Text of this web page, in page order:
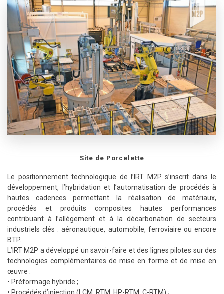
Site de Porcelette
Le positionnement technologique de l’IRT M2P s’inscrit dans le
développement, l’hybridation et l’automatisation de procédés à
hautes cadences permettant la réalisation de matériaux,
procédés et produits composites hautes performances
contribuant à l’allégement et à la décarbonation de secteurs
industriels clés : aéronautique, automobile, ferroviaire ou encore
BTP.
L’IRT M2P a développé un savoir-faire et des lignes pilotes sur des
technologies complémentaires de mise en forme et de mise en
œuvre :
• Préformage hybride ;
• Procédés d’injection (LCM, RTM, HP-RTM, C-RTM) ;